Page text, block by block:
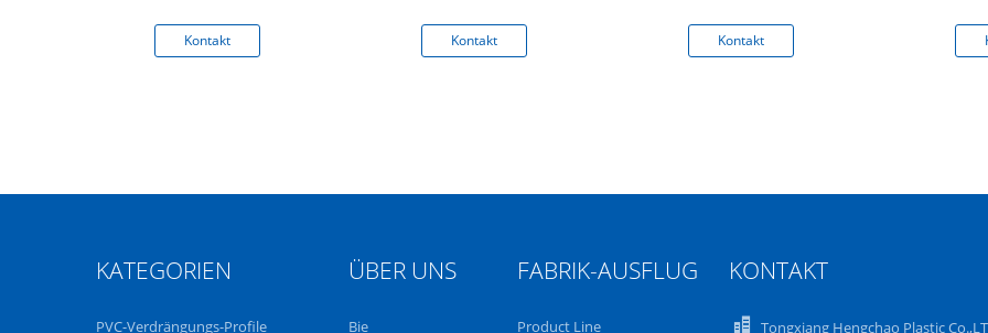
Kontakt Kontakt Kontakt
KATEGORIEN
PVC-Verdrängungs-Profile
ÜBER UNS
Bie
FABRIK-AUSFLUG
Product Line
KONTAKT
Tongxiang Hengchao Plastic